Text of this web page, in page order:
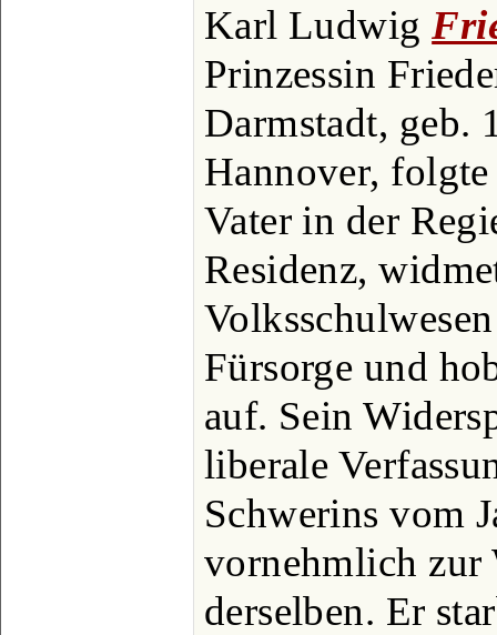
Karl Ludwig
Prinzessin
Darmstadt, geb.
Hannover,
Vater in der
Residenz,
Fürsorge und
auf. Sein
liberale
Schwerins vom
vornehmlich zur
derselben. Er